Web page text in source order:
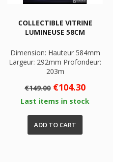
COLLECTIBLE VITRINE
LUMINEUSE 58CM
Dimension: Hauteur 584mm
Largeur: 292mm Profondeur:
203m
Regular
€149.00 Price
€104.30
Last items in stock
ADD TO CART